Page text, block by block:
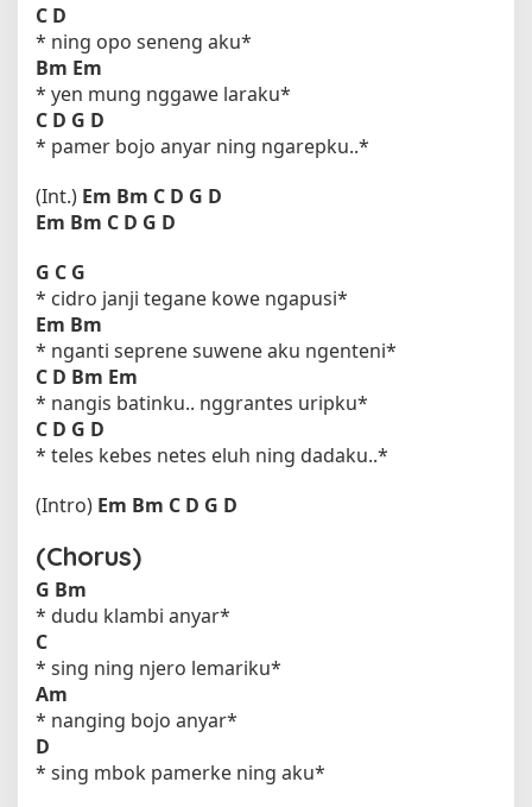
C D
* ning opo seneng aku*
Bm Em
* yen mung nggawe laraku*
C D G D
* pamer bojo anyar ning ngarepku..*
(Int.) Em Bm C D G D
Em Bm C D G D
G C G
* cidro janji tegane kowe ngapusi*
Em Bm
* nganti seprene suwene aku ngenteni*
C D Bm Em
* nangis batinku.. nggrantes uripku*
C D G D
* teles kebes netes eluh ning dadaku..*
(Intro) Em Bm C D G D
(Chorus)
G Bm
* dudu klambi anyar*
C
* sing ning njero lemariku*
Am
* nanging bojo anyar*
D
* sing mbok pamerke ning aku*